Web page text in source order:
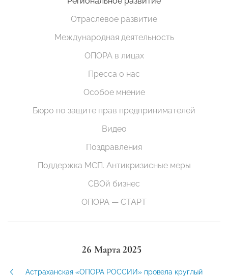
Отраслевое развитие
Международная деятельность
ОПОРА в лицах
Пресса о нас
Особое мнение
Бюро по защите прав предпринимателей
Видео
Поздравления
Поддержка МСП. Антикризисные меры
СВОй бизнес
ОПОРА — СТАРТ
26 Марта 2025
Астраханская «ОПОРА РОССИИ» провела круглый